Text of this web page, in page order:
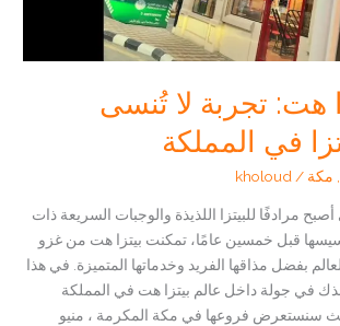
هت: تجربة لا تُنسى
في المملكة
, مكة /
kholoud
مرادفًا للبيتزا اللذيذة والوجبات السريعة ذات
قبل خمسين عامًا، تمكنت بيتزا هت من غزو
بفضل مذاقها الفريد وخدماتها المتميزة. في هذا
في جولة داخل عالم بيتزا هت في المملكة
سنستعرض فروعها في مكة المكرمة ، منيو